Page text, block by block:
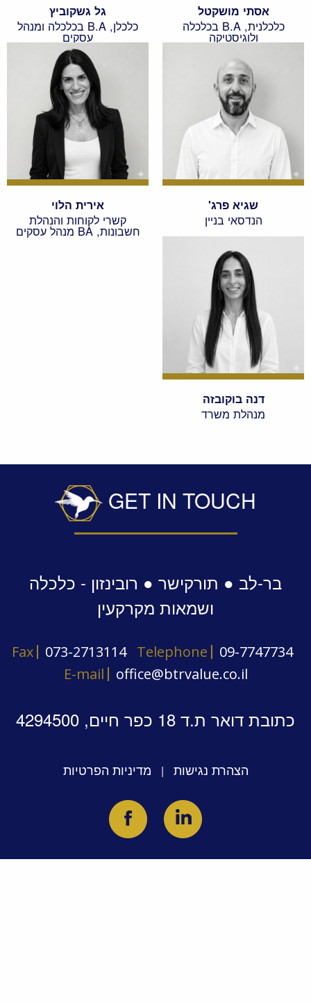
אסתי מושקטל
כלכלנית, B.A בכלכלה
ולוגיסטיקה
גל גשקוביץ
כלכלן, B.A בכלכלה ומנהל
עסקים
שגיא פרג'
הנדסאי בניין
אירית הלוי
קשרי לקוחות והנהלת
חשבונות, BA מנהל עסקים
דנה בוקובזה
מנהלת משרד
GET IN TOUCH
בר-לב ● תורקישר ● רובינזון - כלכלה
ושמאות מקרקעין
Fax 073-2713114 Telephone
09-7747734
E-mail
office@btrvalue.co.il
כתובת דואר ת.ד 18 כפר חיים, 4294500
הצהרת נגישות | מדיניות הפרטיות